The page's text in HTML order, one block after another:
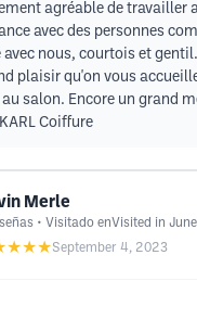
agréable de travailler
avec des personnes
avec nous, courtois et
plaisir qu'on vous
salon. Encore un grand
Coiffure
Merle
• Visitado enVisited in
September 4, 2023